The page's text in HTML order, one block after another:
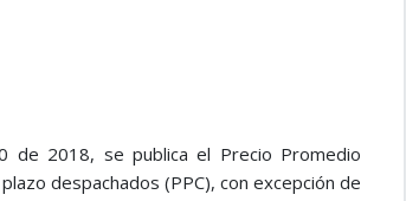
de 2018, se publica el Precio Promedio
despachados (PPC), con excepción de